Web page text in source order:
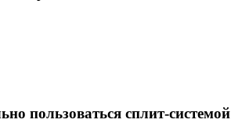
пользоваться сплит-системой